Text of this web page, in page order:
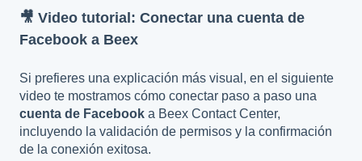
🎥 Video tutorial: Conectar una cuenta de
Facebook a Beex
Si prefieres una explicación más visual, en el siguiente
video te mostramos cómo conectar paso a paso una
cuenta de Facebook a Beex Contact Center,
incluyendo la validación de permisos y la confirmación
de la conexión exitosa.